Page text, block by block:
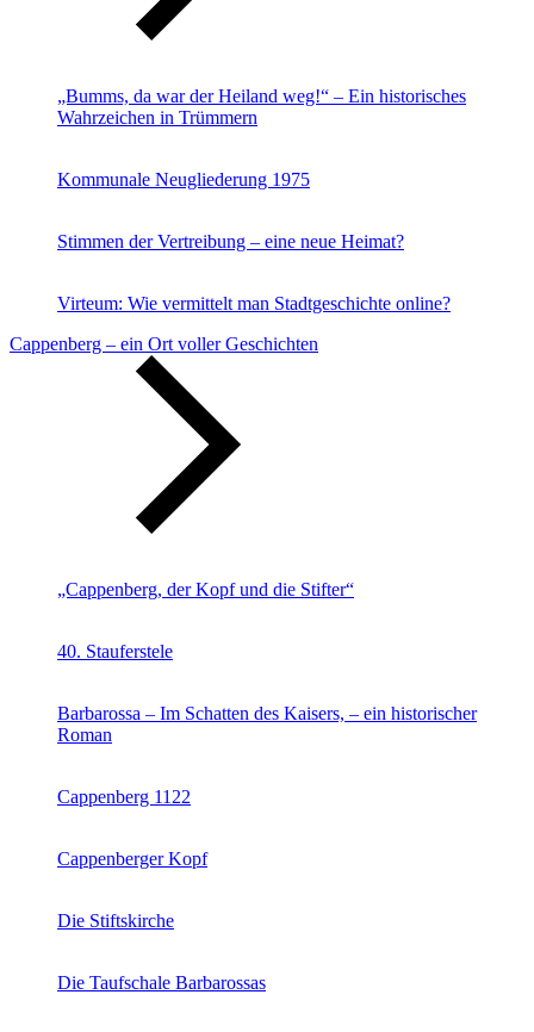
„Bumms, da war der Heiland weg!“ – Ein historisches
Wahrzeichen in Trümmern
Kommunale Neugliederung 1975
Stimmen der Vertreibung – eine neue Heimat?
Virteum: Wie vermittelt man Stadtgeschichte online?
Cappenberg – ein Ort voller Geschichten
„Cappenberg, der Kopf und die Stifter“
40. Stauferstele
Barbarossa – Im Schatten des Kaisers, – ein historischer
Roman
Cappenberg 1122
Cappenberger Kopf
Die Stiftskirche
Die Taufschale Barbarossas